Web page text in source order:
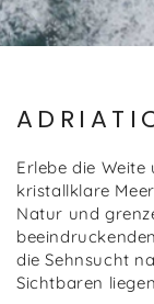
Erlebe die
kristallklare
Natur und
die Sehnsucht
Sichtbaren